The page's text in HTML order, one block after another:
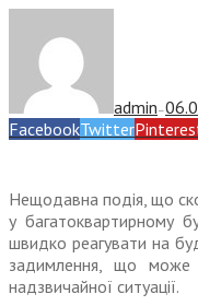
admin —
FacebookTwitter
Нещодавна подія, що
у багатоквартирному
швидко реагувати на
задимлення, що може
надзвичайної ситуації.